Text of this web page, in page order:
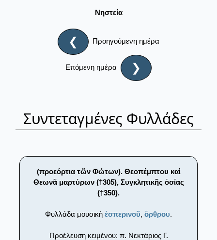
Νηστεία
❮ Προηγούμενη ημέρα
Επόμενη ημέρα ❯
Συντεταγμένες Φυλλάδες
(προεόρτια τῶν Φώτων). Θεοπέμπτου καὶ
Θεωνᾶ μαρτύρων (†305), Συγκλητικῆς ὁσίας
(†350).
Φυλλάδα μουσικὴ ἑσπερινοῦ, ὄρθρου.
Προέλευση κειμένου: π. Νεκτάριος Γ.